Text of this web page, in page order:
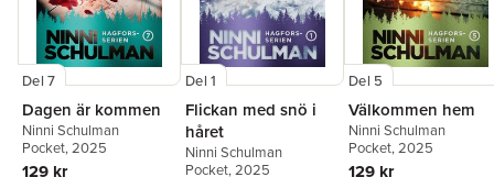
Del 7
Dagen är kommen
Ninni Schulman
Pocket, 2025
129 kr
Del 1
Flickan med snö i
håret
Ninni Schulman
Pocket, 2025
Del 5
Välkommen hem
Ninni Schulman
Pocket, 2025
129 kr